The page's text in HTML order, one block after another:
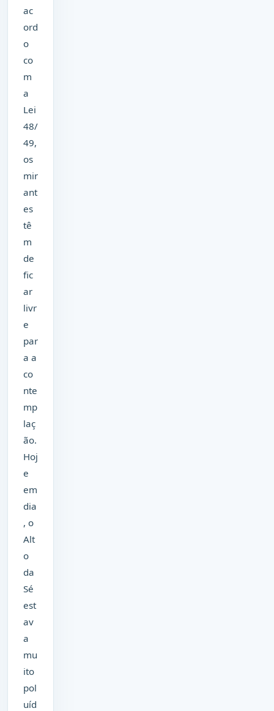
ac
ord
o
co
m
a
Lei
48/
49,
os
mir
ant
es
tê
m
de
fic
ar
livr
e
par
a a
co
nte
mp
laç
ão.
Hoj
e
em
dia
, o
Alt
o
da
Sé
est
av
a
mu
ito
pol
uíd